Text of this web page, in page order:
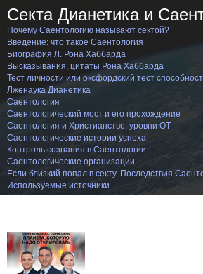
Секта Дианетика и
Почему Саентологию называют сектой?
Введение: что такое Саентология
Биография Л. Рона Хаббарда
Высказывания, цитаты Рона Хаббарда
Тест личности или оксфордский тест
Лженаука Дианетика
Саентология
Саентологический мост и его прохождение
Саентология и Христианство, уровни ОТ
Саентологические истории успеха
Контроль сознания в Саентологии
Саентологические организации
Если близкий попал в секту. Последствия
Используемые источники